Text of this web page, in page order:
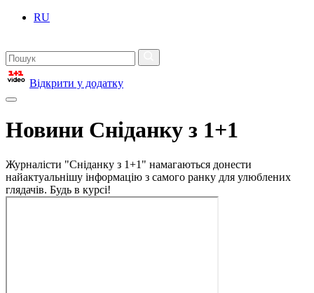
RU
Відкрити у додатку
Новини Сніданку з 1+1
Журналісти "Сніданку з 1+1" намагаються донести
найактуальнішу інформацію з самого ранку для улюблених
глядачів. Будь в курсі!